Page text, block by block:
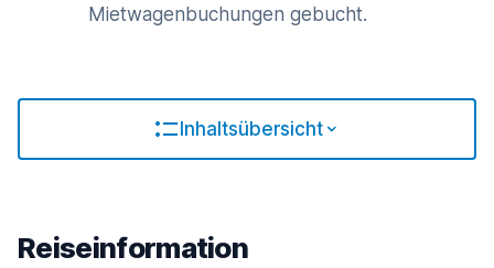
Mietwagenbuchungen gebucht.
Inhaltsübersicht
Reiseinformation